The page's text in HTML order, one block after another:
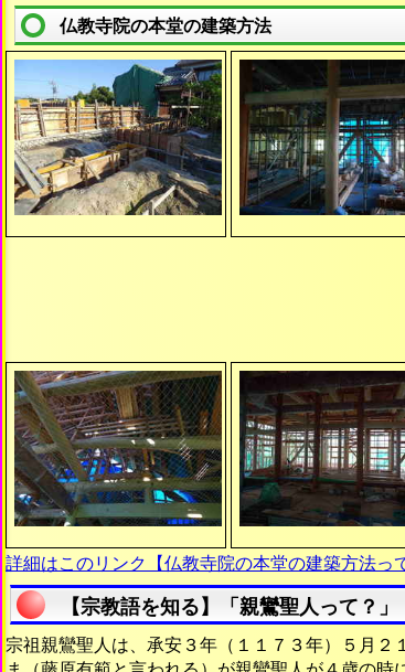
仏教寺院の本堂の建築方法
詳細はこのリンク【仏教寺院の本堂の建築方法っ
【宗教語を知る】「親鸞聖人って？」
宗祖親鸞聖人は、承安３年（１１７３年）５月